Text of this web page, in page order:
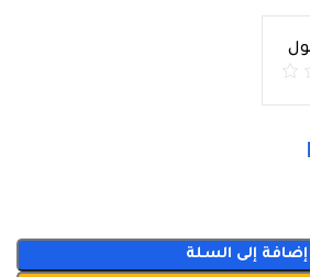
إضافة إلى السلة